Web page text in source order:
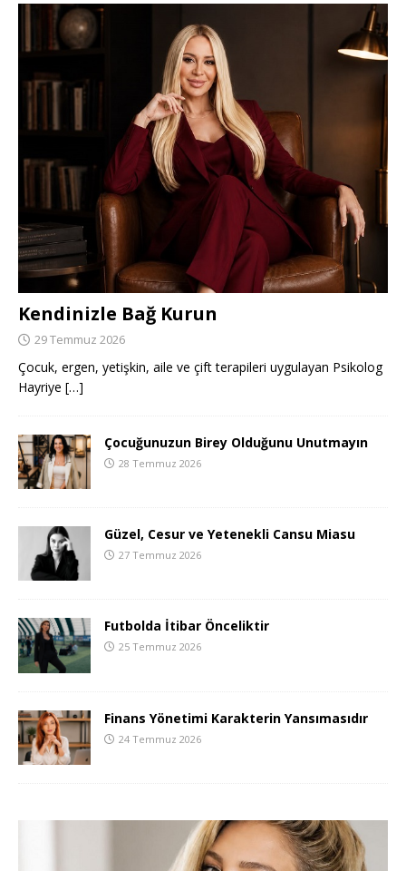
Kendinizle Bağ Kurun
29 Temmuz 2026
Çocuk, ergen, yetişkin, aile ve çift terapileri uygulayan Psikolog
Hayriye […]
Çocuğunuzun Birey Olduğunu Unutmayın
28 Temmuz 2026
Güzel, Cesur ve Yetenekli Cansu Miasu
27 Temmuz 2026
Futbolda İtibar Önceliktir
25 Temmuz 2026
Finans Yönetimi Karakterin Yansımasıdır
24 Temmuz 2026